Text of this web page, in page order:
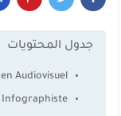
جدول المحتويات
Audiovisuel
Infographiste